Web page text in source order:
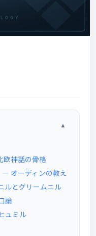
▲
欧神話の骨格
オーディンの教え
ルとグリームニル
論
ュミル